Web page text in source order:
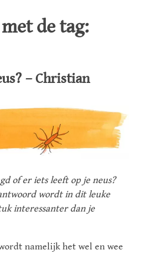
de tag:
– Christian
of er iets leeft op je neus?
wordt in dit leuke
interessanter dan je
namelijk het wel en wee